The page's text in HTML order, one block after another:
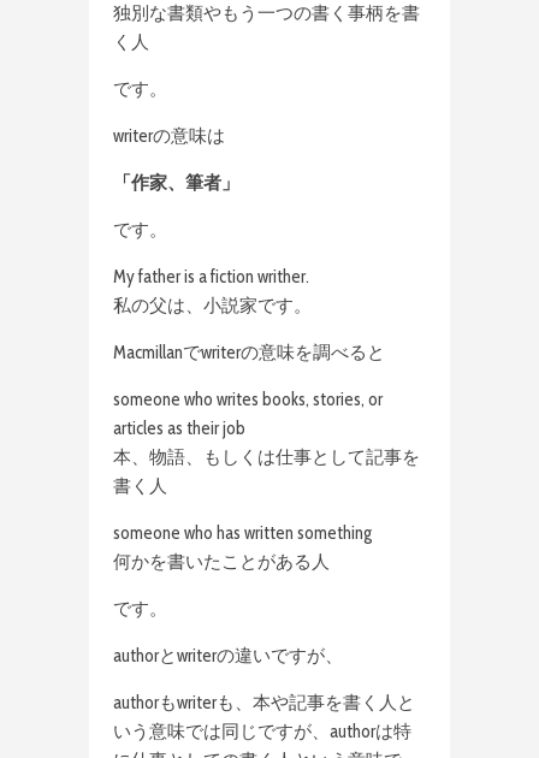
独別な書類やもう一つの書く事柄を書
く人
です。
writerの意味は
「作家、筆者」
です。
My father is a fiction writher.
私の父は、小説家です。
Macmillanでwriterの意味を調べると
someone who writes books, stories, or
articles as their job
本、物語、もしくは仕事として記事を
書く人
someone who has written something
何かを書いたことがある人
です。
authorとwriterの違いですが、
authorもwriterも、本や記事を書く人と
いう意味では同じですが、authorは特